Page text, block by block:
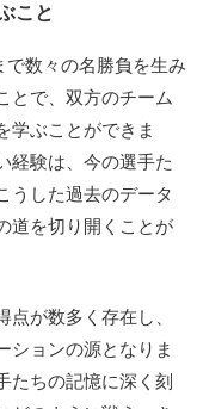
こと
数々の名勝負を生み
とで、双方のチーム
学ぶことができま
経験は、今の選手た
うした過去のデータ
道を切り開くことが
が数多く存在し、
ションの源となりま
たちの記憶に深く刻